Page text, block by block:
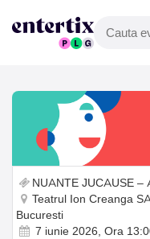
NUANTE JUCAUSE –
Teatrul Ion Creanga
Bucuresti
7 iunie 2026, Ora